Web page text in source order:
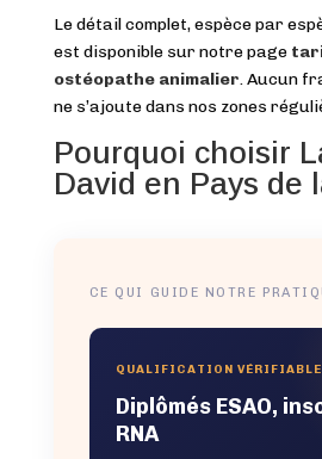
Le détail complet, espèce par
est disponible sur notre page
ostéopathe animalier. Aucun
ne s’ajoute dans nos zones
Pourquoi choisir
David en Pays de
CE QUI GUIDE NOTRE
QUALIFICATION VÉRIFIABLE
Diplômés ESAO,
RNA